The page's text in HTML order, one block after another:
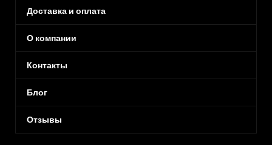
Доставка и оплата
О компании
Контакты
Блог
Отзывы